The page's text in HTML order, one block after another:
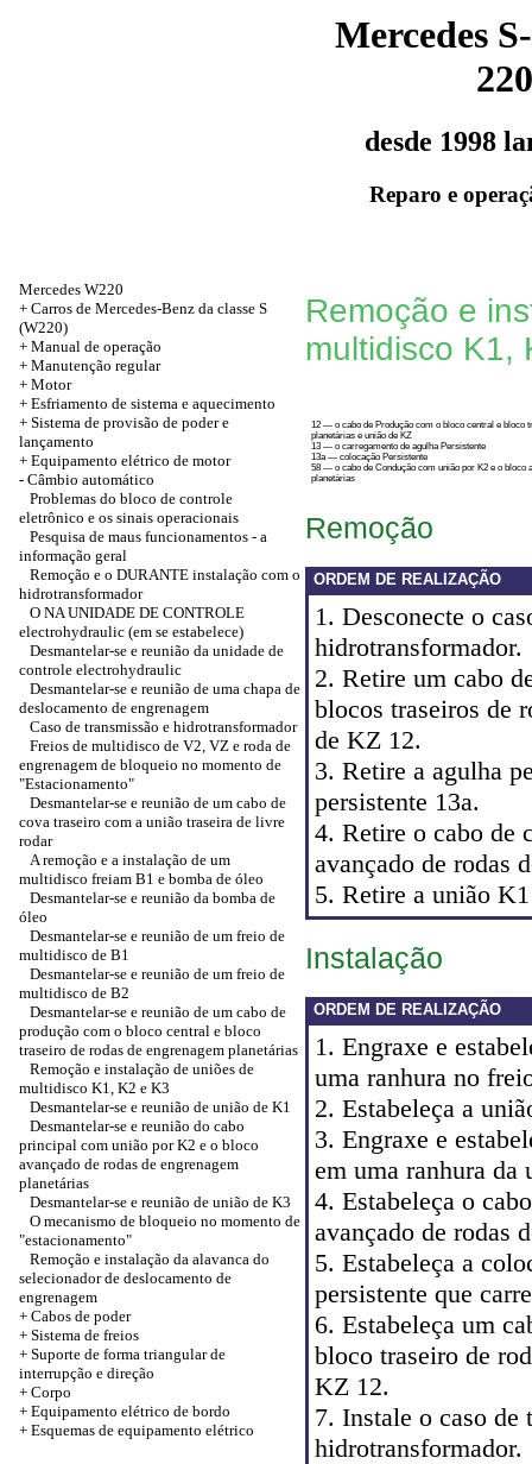
Mercedes
220
desde 1998
Reparo e
Mercedes W220
+ Carros de Mercedes-Benz da classe S
(W220)
+ Manual de operação
+ Manutenção regular
+ Motor
+ Esfriamento de sistema e aquecimento
+ Sistema de provisão de poder e
lançamento
+ Equipamento elétrico de motor
- Câmbio automático
Problemas do bloco de controle
eletrônico e os sinais operacionais
Pesquisa de maus funcionamentos - a
informação geral
Remoção e o DURANTE instalação com o
hidrotransformador
O NA UNIDADE DE CONTROLE
electrohydraulic (em se estabelece)
Desmantelar-se e reunião da unidade de
controle electrohydraulic
Desmantelar-se e reunião de uma chapa de
deslocamento de engrenagem
Caso de transmissão e hidrotransformador
Freios de multidisco de V2, VZ e roda de
engrenagem de bloqueio no momento de
"Estacionamento"
Desmantelar-se e reunião de um cabo de
cova traseiro com a união traseira de livre
rodar
A remoção e a instalação de um
multidisco freiam B1 e bomba de óleo
Desmantelar-se e reunião da bomba de
óleo
Desmantelar-se e reunião de um freio de
multidisco de B1
Desmantelar-se e reunião de um freio de
multidisco de B2
Desmantelar-se e reunião de um cabo de
produção com o bloco central e bloco
traseiro de rodas de engrenagem planetárias
Remoção e instalação de uniões de
multidisco K1, K2 e K3
Desmantelar-se e reunião de união de K1
Desmantelar-se e reunião do cabo
principal com união por K2 e o bloco
avançado de rodas de engrenagem
planetárias
Desmantelar-se e reunião de união de K3
O mecanismo de bloqueio no momento de
"estacionamento"
Remoção e instalação da alavanca do
selecionador de deslocamento de
engrenagem
+ Cabos de poder
+ Sistema de freios
+ Suporte de forma triangular de
interrupção e direção
+ Corpo
+ Equipamento elétrico de bordo
+ Esquemas de equipamento elétrico
Remoção e
multidisco K1,
12 — o cabo de Produção com o bloco central e bloco
planetárias e união de KZ
13 — o carregamento de agulha Persistente
13a — colocação Persistente
58 — o cabo de Condução com união por K2 e o bloco
planetárias
Remoção
ORDEM DE REALIZAÇÃO
1. Desconecte o
hidrotransformador.
2. Retire um cabo
blocos traseiros de
de KZ 12.
3. Retire a agulha
persistente 13a.
4. Retire o cabo de
avançado de rodas
5. Retire a união
Instalação
ORDEM DE REALIZAÇÃO
1. Engraxe e
uma ranhura no
2. Estabeleça a
3. Engraxe e
em uma ranhura da
4. Estabeleça o
avançado de rodas
5. Estabeleça a
persistente que
6. Estabeleça um
bloco traseiro de
KZ 12.
7. Instale o caso de
hidrotransformador.